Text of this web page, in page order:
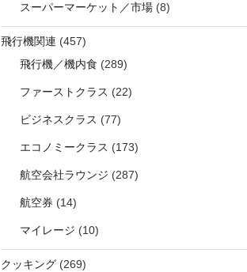
スーパーマーケット／市場(8)
飛行機関連 (457)
飛行機／機内食 (289)
ファーストクラス (22)
ビジネスクラス (77)
エコノミークラス (173)
航空会社ラウンジ (287)
航空券 (14)
マイレージ (10)
クッキング(269)